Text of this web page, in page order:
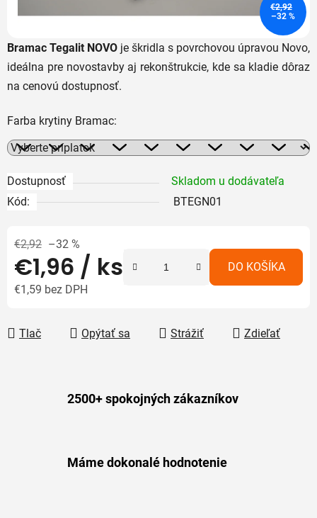
Bramac Tegalit NOVO je škridla s povrchovou úpravou Novo,
ideálna pre novostavby aj rekonštrukcie, kde sa kladie dôraz
na cenovú dostupnosť.
Farba krytiny Bramac:
Dostupnosť
Skladom u dodávateľa
Kód:
BTEGN01
€2,92 –32 %
€1,96 / ks
€1,59 bez DPH
DO KOŠÍKA
Tlač Opýtať sa Strážiť Zdieľať
€2,92
–32 %
2500+ spokojných zákazníkov
Máme dokonalé hodnotenie